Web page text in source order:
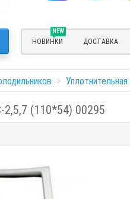
NEW
НОВИНКИ ДОСТАВКА
(110*54) 00295